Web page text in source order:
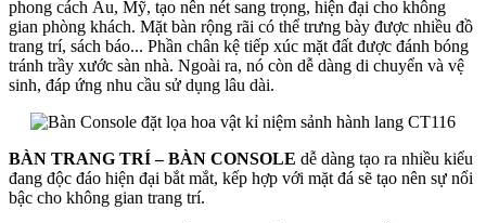
phong cách Âu, Mỹ, tạo nên nét sang trọng, hiện đại cho không
gian phòng khách. Mặt bàn rộng rãi có thể trưng bày được nhiều đồ
trang trí, sách báo... Phần chân kệ tiếp xúc mặt đất được đánh bóng
tránh trầy xước sàn nhà. Ngoài ra, nó còn dễ dàng di chuyển và vệ
sinh, đáp ứng nhu cầu sử dụng lâu dài.
BÀN TRANG TRÍ – BÀN CONSOLE dễ dàng tạo ra nhiều kiểu
đang độc đáo hiện đại bắt mắt, kếp hợp với mặt đá sẽ tạo nên sự nổi
bậc cho không gian trang trí.